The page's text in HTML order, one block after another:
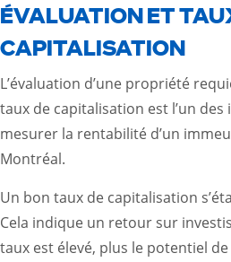
ÉVALUATION ET
CAPITALISATION
L’évaluation d’une propriété
taux de capitalisation est l’un
mesurer la rentabilité d’un
Montréal.
Un bon taux de capitalisation
Cela indique un retour sur
taux est élevé, plus le potentiel